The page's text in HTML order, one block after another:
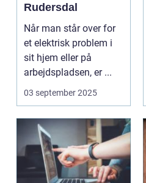
Rudersdal
Når man står over for
et elektrisk problem i
sit hjem eller på
arbejdspladsen, er ...
03 september 2025